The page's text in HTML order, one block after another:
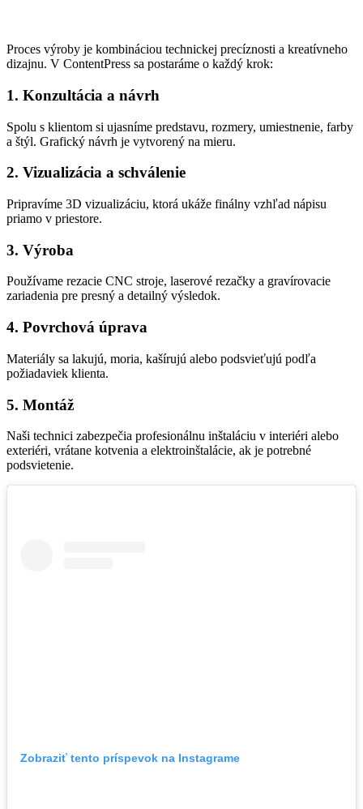
Proces výroby je kombináciou technickej precíznosti a kreatívneho
dizajnu. V ContentPress sa postaráme o každý krok:
1. Konzultácia a návrh
Spolu s klientom si ujasníme predstavu, rozmery, umiestnenie, farby
a štýl. Grafický návrh je vytvorený na mieru.
2. Vizualizácia a schválenie
Pripravíme 3D vizualizáciu, ktorá ukáže finálny vzhľad nápisu
priamo v priestore.
3. Výroba
Používame rezacie CNC stroje, laserové rezačky a gravírovacie
zariadenia pre presný a detailný výsledok.
4. Povrchová úprava
Materiály sa lakujú, moria, kašírujú alebo podsvieťujú podľa
požiadaviek klienta.
5. Montáž
Naši technici zabezpečia profesionálnu inštaláciu v interiéri alebo
exteriéri, vrátane kotvenia a elektroinštalácie, ak je potrebné
podsvietenie.
Zobraziť tento príspevok na Instagrame